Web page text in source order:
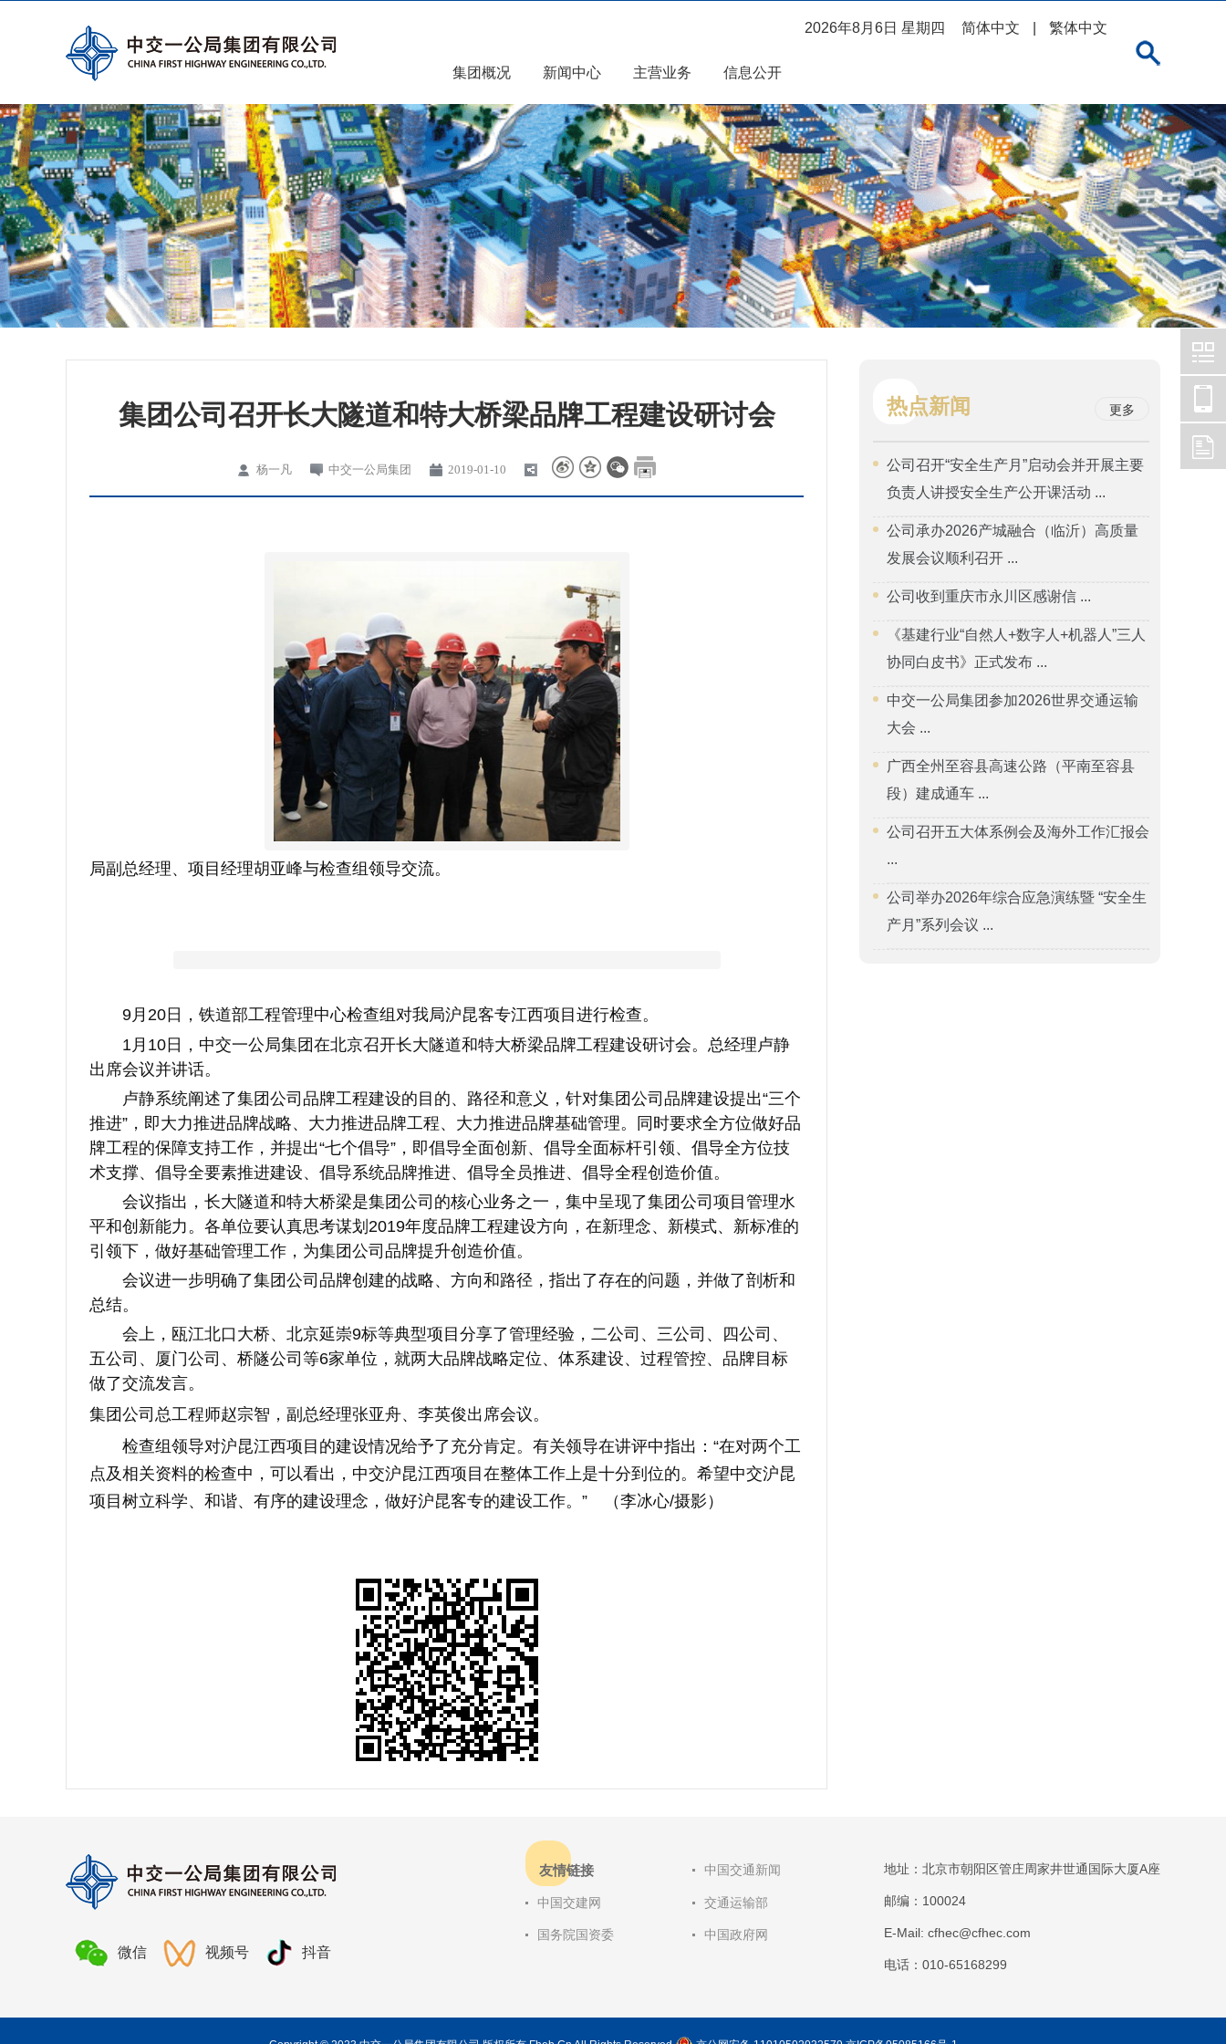
2026年8月6日 星期四 简体中文 繁体中文
集团概况 新闻中心 主营业务 信息公开
集团公司召开长大隧道和特大桥梁品牌工程建设研讨会
杨一凡 中交一公局集团 2019-01-10
局副总经理、项目经理胡亚峰与检查组领导交流。
9月20日，铁道部工程管理中心检查组对我局沪昆客专江西项目进行检查。
1月10日，中交一公局集团在北京召开长大隧道和特大桥梁品牌工程建设研讨会。总经理卢静
出席会议并讲话。
卢静系统阐述了集团公司品牌工程建设的目的、路径和意义，针对集团公司品牌建设提出“三个
推进”，即大力推进品牌战略、大力推进品牌工程、大力推进品牌基础管理。同时要求全方位做好品
牌工程的保障支持工作，并提出“七个倡导”，即倡导全面创新、倡导全面标杆引领、倡导全方位技
术支撑、倡导全要素推进建设、倡导系统品牌推进、倡导全员推进、倡导全程创造价值。
会议指出，长大隧道和特大桥梁是集团公司的核心业务之一，集中呈现了集团公司项目管理水
平和创新能力。各单位要认真思考谋划 2019年度品牌工程建设方向，在新理念、新模式、新标准的
引领下，做好基础管理工作，为集团公司品牌提升创造价值。
会议进一步明确了集团公司品牌创建的战略、方向和路径，指出了存在的问题，并做了剖析和
总结。
会上，瓯江北口大桥、北京延崇9标等典型项目分享了管理经验，二公司、三公司、四公司、
五公司、厦门公司、桥隧公司等6家单位，就两大品牌战略定位、体系建设、过程管控、品牌目标
做了交流发言。
集团公司总工程师赵宗智，副总经理张亚舟、李英俊出席会议。
检查组领导对沪昆江西项目的建设情况给予了充分肯定。有关领导在讲评中指出：“在对两个工
点及相关资料的检查中，可以看出，中交沪昆江西项目在整体工作上是十分到位的。希望中交沪昆
项目树立科学、和谐、有序的建设理念，做好沪昆客专的建设工作。” （李冰心/摄影）
热点新闻 更多
公司召开“安全生产月”启动会并开展主要
负责人讲授安全生产公开课活动 ...
公司承办2026产城融合（临沂）高质量
发展会议顺利召开 ...
公司收到重庆市永川区感谢信 ...
《基建行业“自然人+数字人+机器人”三人
协同白皮书》正式发布 ...
中交一公局集团参加2026世界交通运输
大会 ...
广西全州至容县高速公路（平南至容县
段）建成通车 ...
公司召开五大体系例会及海外工作汇报会
...
公司举办2026年综合应急演练暨 “安全生
产月”系列会议 ...
微信 视频号 抖音
友情链接 中国交通新闻
中国交建网 交通运输部
国务院国资委 中国政府网
地址：北京市朝阳区管庄周家井世通国际大厦A座
邮编：100024
E-Mail: cfhec@cfhec.com
电话：010-65168299